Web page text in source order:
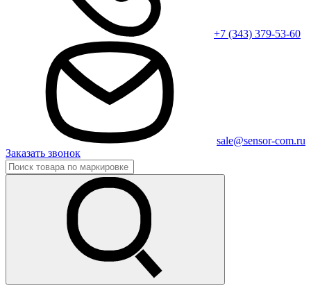
+7 (343) 379-53-60
sale@sensor-com.ru
Заказать звонок